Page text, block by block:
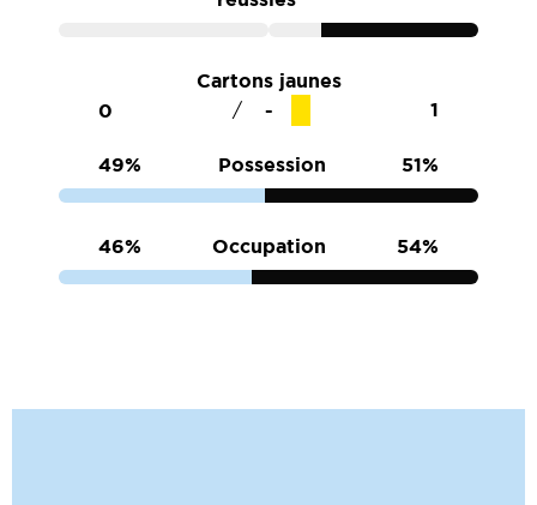
Cartons jaunes
0
/ 1
49% Possession 51%
46% Occupation 54%